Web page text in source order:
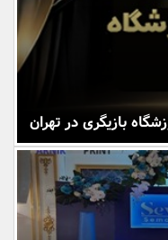
بانک، بیمه و سرمایه
بازیگری در تهران